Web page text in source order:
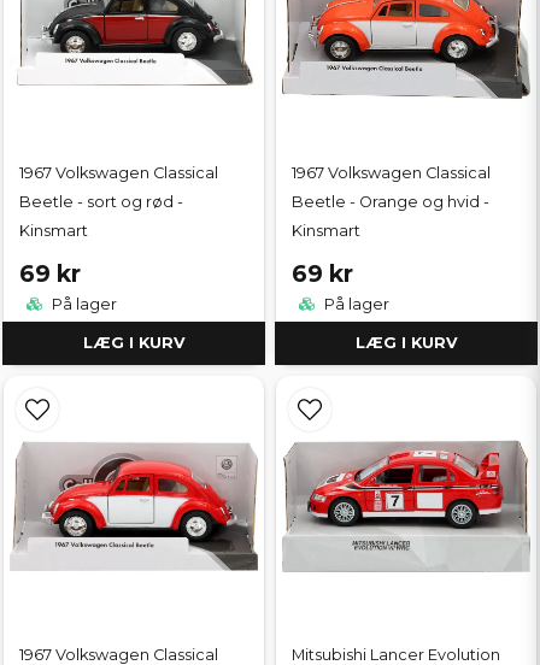
1967 Volkswagen Classical
Beetle - sort og rød -
Kinsmart
69 kr
På lager
LÆG I KURV
1967 Volkswagen Classical
Beetle - Orange og hvid -
Kinsmart
69 kr
På lager
LÆG I KURV
1967 Volkswagen Classical
Mitsubishi Lancer Evolution